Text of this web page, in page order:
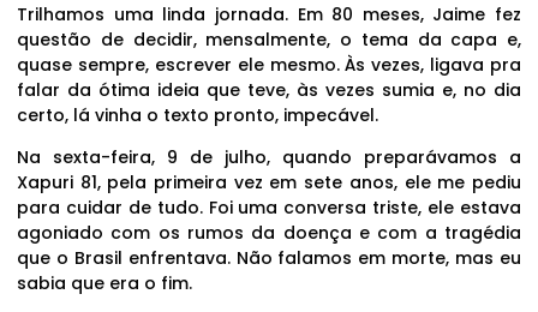
Trilhamos uma linda jornada. Em 80 meses, Jaime fez
questão de decidir, mensalmente, o tema da capa e,
quase sempre, escrever ele mesmo. Às vezes, ligava pra
falar da ótima ideia que teve, às vezes sumia e, no dia
certo, lá vinha o texto pronto, impecável.
Na sexta-feira, 9 de julho, quando preparávamos a
Xapuri 81, pela primeira vez em sete anos, ele me pediu
para cuidar de tudo. Foi uma conversa triste, ele estava
agoniado com os rumos da doença e com a tragédia
que o Brasil enfrentava. Não falamos em morte, mas eu
sabia que era o fim.